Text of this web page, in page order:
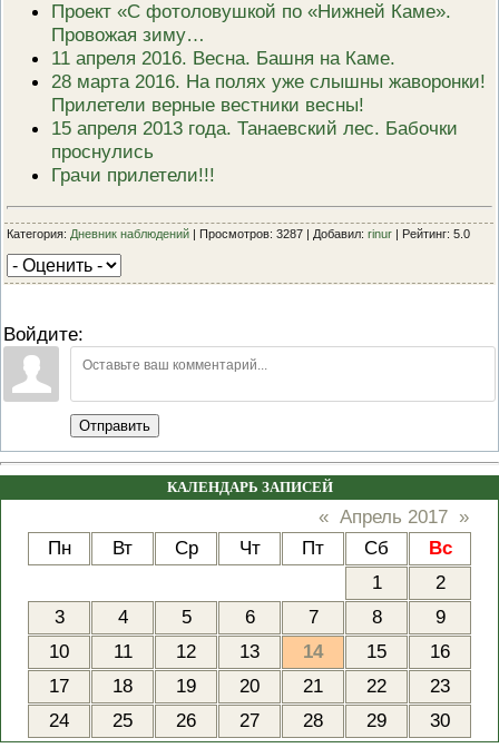
Проект «С фотоловушкой по «Нижней Каме».
Провожая зиму…
11 апреля 2016. Весна. Башня на Каме.
28 марта 2016. На полях уже слышны жаворонки!
Прилетели верные вестники весны!
15 апреля 2013 года. Танаевский лес. Бабочки
проснулись
Грачи прилетели!!!
Категория: Дневник наблюдений | Просмотров: 3287 | Добавил: rinur | Рейтинг: 5.0
Войдите:
Отправить
КАЛЕНДАРЬ ЗАПИСЕЙ
« Апрель 2017 »
Пн
Вт Ср Чт Пт Сб
Вс
1
2
3
4 5 6 7 8
9
10
11 12 13 14 15
16
17
18 19 20 21 22
23
24
25 26 27 28 29 30